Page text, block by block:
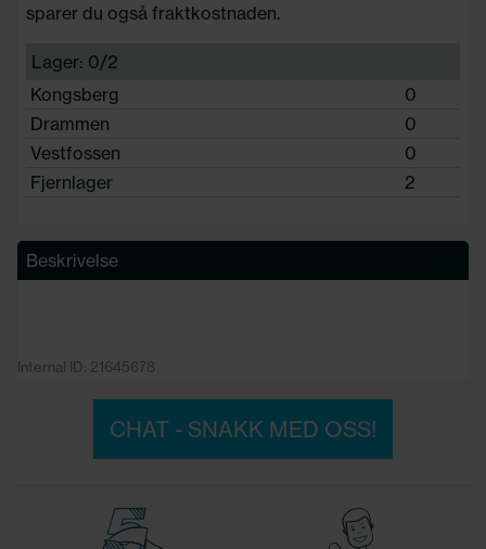
sparer du også fraktkostnaden.
Lager: 0/2
Kongsberg
0
Drammen
0
Vestfossen
0
Fjernlager
2
Beskrivelse
Internal ID: 21645678
CHAT - SNAKK MED OSS!